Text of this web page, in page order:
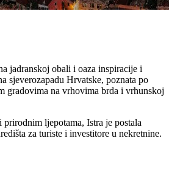
jadranskoj obali i oaza inspiracije i
sjeverozapadu Hrvatske, poznata po
gradovima na vrhovima brda i vrhunskoj
ljepotama, Istra je postala
za turiste i investitore u nekretnine.